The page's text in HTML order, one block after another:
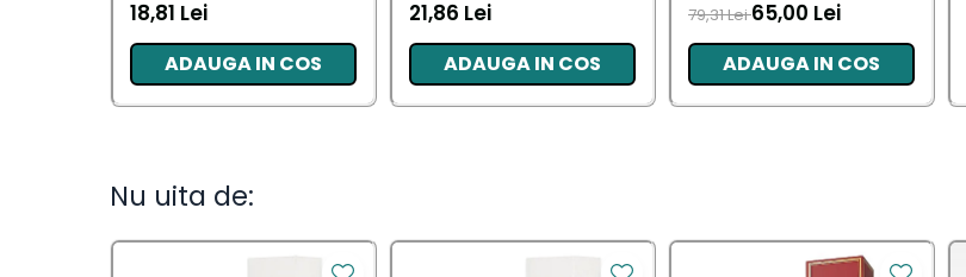
Deodorante &
Parfumuri
18,81 Lei
ADAUGA IN COS
AWAKENING 34 BUC
21,86 Lei
ADAUGA IN COS
79,31 Lei65,00 Lei
ADAUGA IN COS
Nu uita de: